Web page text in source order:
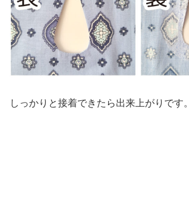
しっかりと接着できたら出来上がりです。